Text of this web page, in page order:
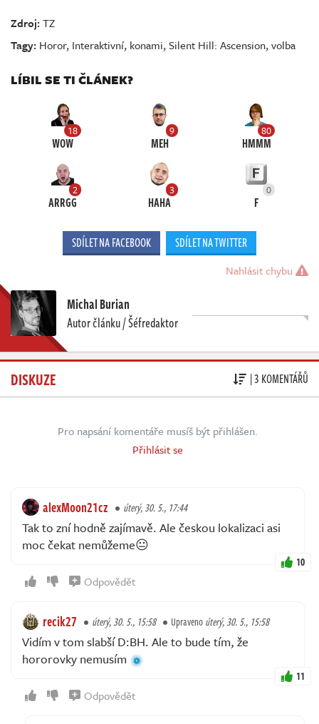
Zdroj:TZ
Tagy: Horor, Interaktivní, konami,Silent Hill: Ascension,volba
LÍBIL SE TI ČLÁNEK?
18
WOW
9
MEH
80
HMMM
2
ARRGG
3
HAHA
0
F
SDÍLET NA FACEBOOK SDÍLET NA TWITTER
Nahlásit chybu
Michal Burian
Autor článku / Šéfredaktor
DISKUZE | 3 KOMENTÁŘŮ
Pro napsání komentáře musíš být přihlášen.
Přihlásit se
alexMoon21cz úterý, 30. 5., 17:44
Tak to zní hodně zajímavě. Ale českou lokalizaci asi
moc čekat nemůžeme😐
10
Odpovědět
recik27 úterý, 30. 5., 15:58 Upravenoúterý, 30. 5., 15:58
Vidím v tom slabší D:BH. Ale to bude tím, že
hororovky nemusím
11
Odpovědět